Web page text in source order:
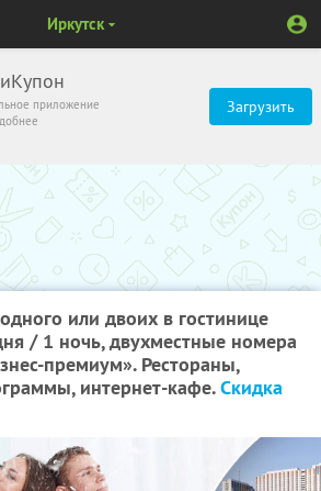
приложение
Загрузить
Иркутск
или двоих в гостинице
/ 1 ночь, двухместные номера
премиум». Рестораны,
интернет-кафе.Скидка